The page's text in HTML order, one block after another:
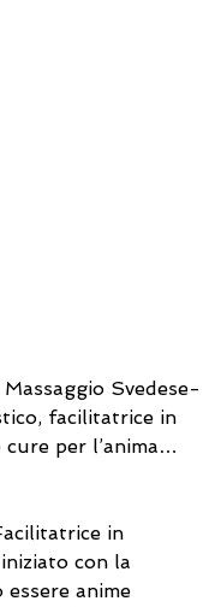
Svedese-
facilitatrice in
per l’anima…
in
con la
anime